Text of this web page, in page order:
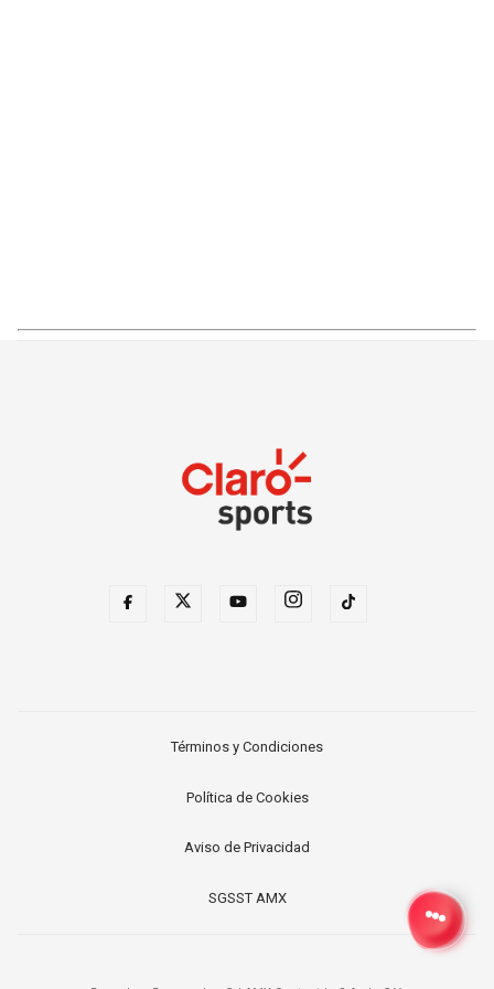
Términos y Condiciones
Política de Cookies
Aviso de Privacidad
SGSST AMX